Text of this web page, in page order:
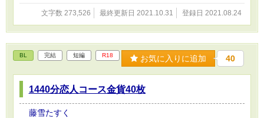
文字数 273,526 最終更新日 2021.10.31 登録日 2021.08.24
BL 完結 短編 R18 お気に入りに追加 40
1440分恋人コース金貨40枚
藤雪たすく